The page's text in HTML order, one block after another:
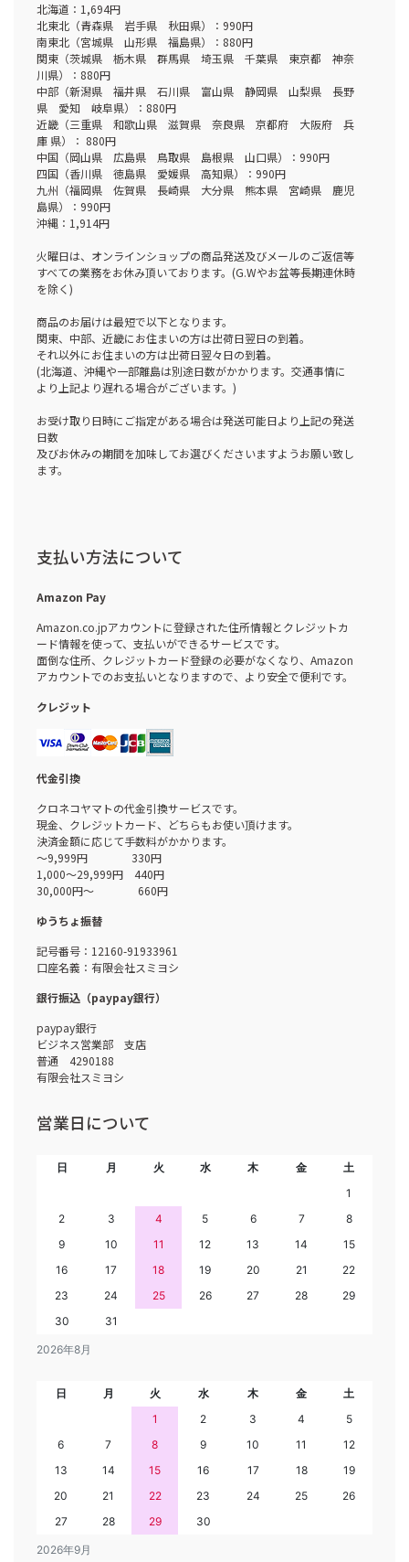
北海道：1,694円
北東北（青森県 岩手県 秋田県）：990円
南東北（宮城県 山形県 福島県）：880円
関東（茨城県 栃木県 群馬県 埼玉県 千葉県 東京都 神奈
川県）：880円
中部（新潟県 福井県 石川県 富山県 静岡県 山梨県 長野
県 愛知 岐阜県）：880円
近畿（三重県 和歌山県 滋賀県 奈良県 京都府 大阪府 兵
庫 県）： 880円
中国（岡山県 広島県 鳥取県 島根県 山口県）：990円
四国（香川県 徳島県 愛媛県 高知県）：990円
九州（福岡県 佐賀県 長崎県 大分県 熊本県 宮崎県 鹿児
島県）：990円
沖縄：1,914円
火曜日は、オンラインショップの商品発送及びメールのご返信等
すべての業務をお休み頂いております。(G.Wやお盆等長期連休時
を除く)
商品のお届けは最短で以下となります。
関東、中部、近畿にお住まいの方は出荷日翌日の到着。
それ以外にお住まいの方は出荷日翌々日の到着。
(北海道、沖縄や一部離島は別途日数がかかります。交通事情に
より上記より遅れる場合がございます。)
お受け取り日時にご指定がある場合は発送可能日より上記の発送
日数
及びお休みの期間を加味してお選びくださいますようお願い致し
ます。
支払い方法について
Amazon Pay
Amazon.co.jpアカウントに登録された住所情報とクレジットカ
ード情報を使って、支払いができるサービスです。
面倒な住所、クレジットカード登録の必要がなくなり、Amazon
アカウントでのお支払いとなりますので、より安全で便利です。
クレジット
代金引換
クロネコヤマトの代金引換サービスです。
現金、クレジットカード、どちらもお使い頂けます。
決済金額に応じて手数料がかかります。
～9,999円 330円
1,000～29,999円 440円
30,000円～ 660円
ゆうちょ振替
記号番号：12160-91933961
口座名義：有限会社スミヨシ
銀行振込（paypay銀行）
paypay銀行
ビジネス営業部 支店
普通 4290188
有限会社スミヨシ
営業日について
2026年8月
日 月 火 水 木 金
土
1
2
3 4 5 6 7
8
9
10 11 12 13 14
15
16
17 18 19 20 21
22
23
24 25 26 27 28
29
30
31
2026年9月
日 月 火 水 木 金
土
1
2 3 4
5
6
7 8 9 10 11
12
13
14 15 16 17 18
19
20
21 22 23 24 25
26
27
28 29 30